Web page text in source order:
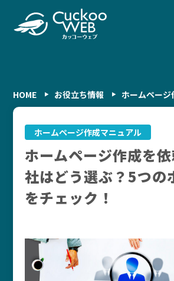
HOME お役立ち情報 ホームペー
ホームページ作成マニュアル
ホームページ作成を
社はどう選ぶ？5つの
をチェック！